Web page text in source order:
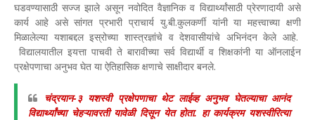
घडवण्यासाठी सज्ज झाले असून नवोदित वैज्ञानिक व विद्यार्थ्यांसाठी प्रेरणादायी असे
कार्य आहे असे सांगत प्रभारी प्राचार्य यु.बी.कुलकर्णी यांनी या महत्त्वाच्या क्षणी
मिळालेल्या यशाबद्दल इस्रोच्या शास्त्रज्ञांचे व देशवासीयांचे अभिनंदन केले आहे.
विद्यालयातील इयत्ता पाचवी ते बारावीच्या सर्व विद्यार्थी व शिक्षकांनी या ऑनलाईन
प्रक्षेपणाचा अनुभव घेत या ऐतिहासिक क्षणाचे साक्षीदार बनले.
चंद्रयान-३ यशस्वी प्रक्षेपणाचा थेट लाईव्ह अनुभव घेतल्याचा आनंद
विद्यार्थ्यांच्या चेहऱ्यावरती यावेळी दिसून येत होता. हा कार्यक्रम यशस्वीरित्या